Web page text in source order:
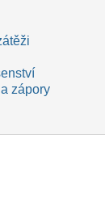
zápory